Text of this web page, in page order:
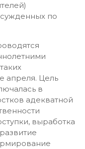
по
апреля. Цель
в
адекватной
выработка